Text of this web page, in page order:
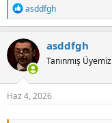
T
e
p
k
i
l
e
r
:
asddfgh
asddfgh
Tanınmış Üyemiz
Haz 4, 2026